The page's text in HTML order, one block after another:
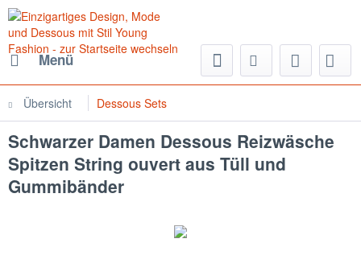
Menü
Übersicht Dessous Sets
Schwarzer Damen Dessous Reizwäsche
Spitzen String ouvert aus Tüll und
Gummibänder